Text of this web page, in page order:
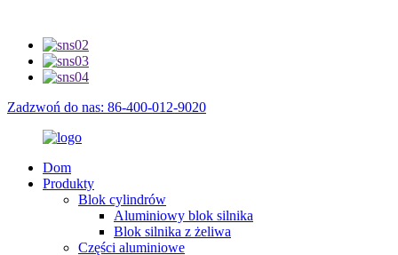
Zadzwoń do nas: 86-400-012-9020
Dom
Produkty
Blok cylindrów
Aluminiowy blok silnika
Blok silnika z żeliwa
Części aluminiowe